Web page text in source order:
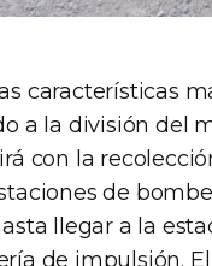
características
a la división del
con la
de
llegar a la
de impulsión.